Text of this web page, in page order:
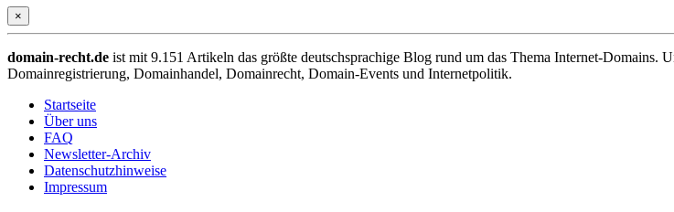
×
domain-recht.de ist mit 9.151 Artikeln das größte deutschsprachige Blog rund um das Thema Internet-Domains.
Domainregistrierung, Domainhandel, Domainrecht, Domain-Events und Internetpolitik.
Startseite
Über uns
FAQ
Newsletter-Archiv
Datenschutzhinweise
Impressum